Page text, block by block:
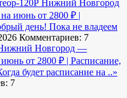
120Р Нижний Новгород
июнь от 2800 ₽ |
день! Пока не владеем
Комментариев: 7
Новгород —
от 2800 ₽ | Расписание,
будет расписание на ..»
7